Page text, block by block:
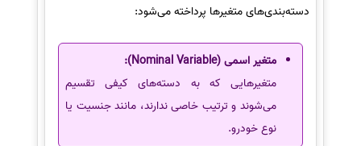
دسته‌بندی‌های متغیرها پرداخته می‌شود:
متغیر اسمی (Nominal Variable):
متغیرهایی که به دسته‌های کیفی تقسیم
می‌شوند و ترتیب خاصی ندارند، مانند جنسیت یا
نوع خودرو.